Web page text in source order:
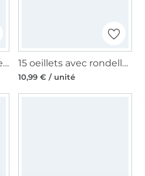
Aiguilles pour machines à coudres 130/705, universelles 70-90 15 oeillets avec rondelles 11 mm argent + outil
10,99 € / unité